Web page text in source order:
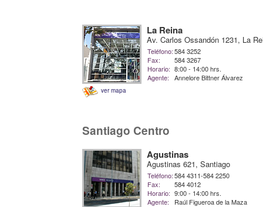
ver mapa
La Reina
Av. Carlos Ossandón 1231, La
Teléfono:584 3252
Fax:
584 3267
Horario: 8:00 - 14:00 hrs.
Agente:
Annelore Bittner Álvarez
Santiago Centro
Agustinas
Agustinas 621, Santiago
Teléfono:584 4311-584 2250
Fax:
584 4012
Horario: 9:00 - 14:00 hrs.
Agente:
Raúl Figueroa de la Maza